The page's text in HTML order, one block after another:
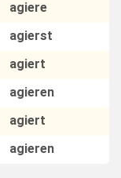
agiere
agierst
agiert
agieren
agiert
agieren